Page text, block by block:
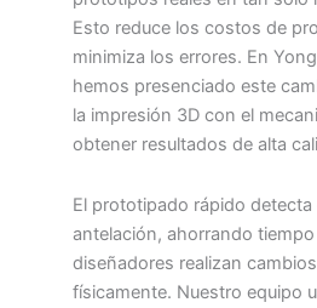
Esto reduce los costos de
minimiza los errores. En
hemos presenciado este
la impresión 3D con el
obtener resultados de alta
El prototipado rápido detecta
antelación, ahorrando
diseñadores realizan
físicamente. Nuestro equipo